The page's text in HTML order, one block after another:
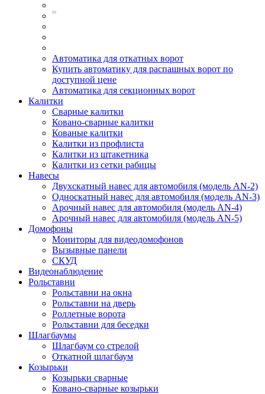
Автоматика для откатных ворот
Купить автоматику для распашных ворот по
доступной цене
Автоматика для секционных ворот
Калитки
Сварные калитки
Ковано-сварные калитки
Кованые калитки
Калитки из профлиста
Калитки из штакетника
Калитки из сетки рабицы
Навесы
Двухскатный навес для автомобиля (модель AN-2)
Односкатный навес для автомобиля (модель AN-3)
Арочный навес для автомобиля (модель AN-4)
Арочный навес для автомобиля (модель AN-5)
Домофоны
Мониторы для видеодомофонов
Вызывные панели
СКУД
Видеонаблюдение
Рольставни
Рольставни на окна
Рольставни на дверь
Роллетные ворота
Рольставни для беседки
Шлагбаумы
Шлагбаум со стрелой
Откатной шлагбаум
Козырьки
Козырьки сварные
Ковано-сварные козырьки